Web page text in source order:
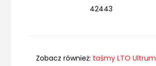
42443
Zobacz również: taśmy LTO Ultrum